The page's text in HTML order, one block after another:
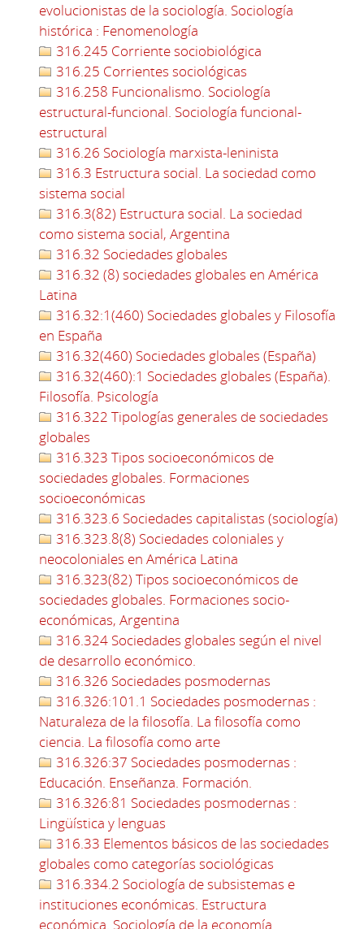
evolucionistas de la sociología. Sociología
histórica : Fenomenología
316.245 Corriente sociobiológica
316.25 Corrientes sociológicas
316.258 Funcionalismo. Sociología
estructural-funcional. Sociología funcional-
estructural
316.26 Sociología marxista-leninista
316.3 Estructura social. La sociedad como
sistema social
316.3(82) Estructura social. La sociedad
como sistema social, Argentina
316.32 Sociedades globales
316.32 (8) sociedades globales en América
Latina
316.32:1(460) Sociedades globales y Filosofía
en España
316.32(460) Sociedades globales (España)
316.32(460):1 Sociedades globales (España).
Filosofía. Psicología
316.322 Tipologías generales de sociedades
globales
316.323 Tipos socioeconómicos de
sociedades globales. Formaciones
socioeconómicas
316.323.6 Sociedades capitalistas (sociología)
316.323.8(8) Sociedades coloniales y
neocoloniales en América Latina
316.323(82) Tipos socioeconómicos de
sociedades globales. Formaciones socio-
económicas, Argentina
316.324 Sociedades globales según el nivel
de desarrollo económico.
316.326 Sociedades posmodernas
316.326:101.1 Sociedades posmodernas :
Naturaleza de la filosofía. La filosofía como
ciencia. La filosofía como arte
316.326:37 Sociedades posmodernas :
Educación. Enseñanza. Formación.
316.326:81 Sociedades posmodernas :
Lingüística y lenguas
316.33 Elementos básicos de las sociedades
globales como categorías sociológicas
316.334.2 Sociología de subsistemas e
instituciones económicas. Estructura
económica. Sociología de la economía